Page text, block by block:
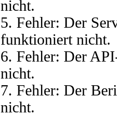
nicht.
5. Fehler: Der
funktioniert nicht.
6. Fehler: Der
nicht.
7. Fehler: Der
nicht.